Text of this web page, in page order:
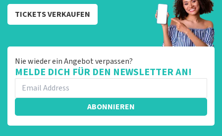
TICKETS VERKAUFEN
Nie wieder ein Angebot verpassen?
MELDE DICH FÜR DEN NEWSLETTER AN!
ABONNIEREN